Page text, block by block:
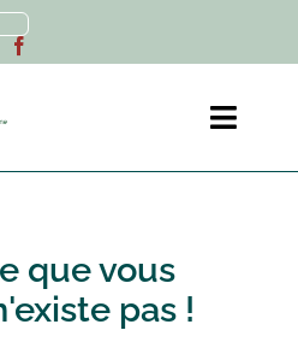
que vous
pas !